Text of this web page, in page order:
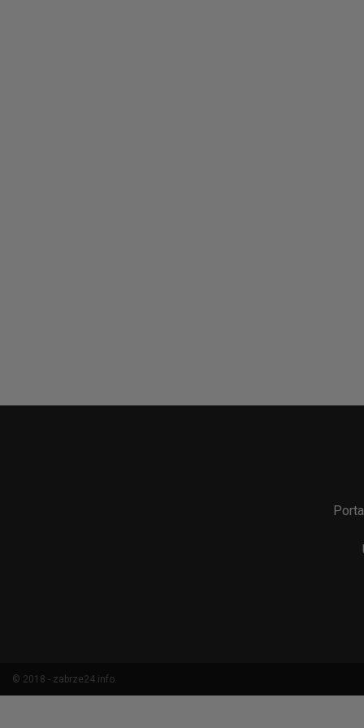
© 2018 - zabrze24.info.